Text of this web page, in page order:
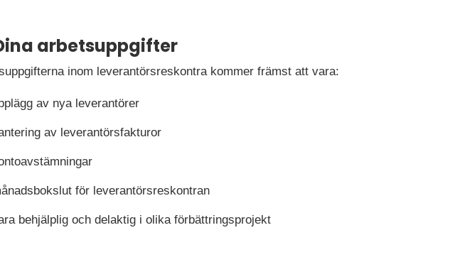
arbetsuppgifter
inom leverantörsreskontra kommer främst att vara:
av nya leverantörer
av leverantörsfakturor
för leverantörsreskontran
behjälplig och delaktig i olika förbättringsprojekt